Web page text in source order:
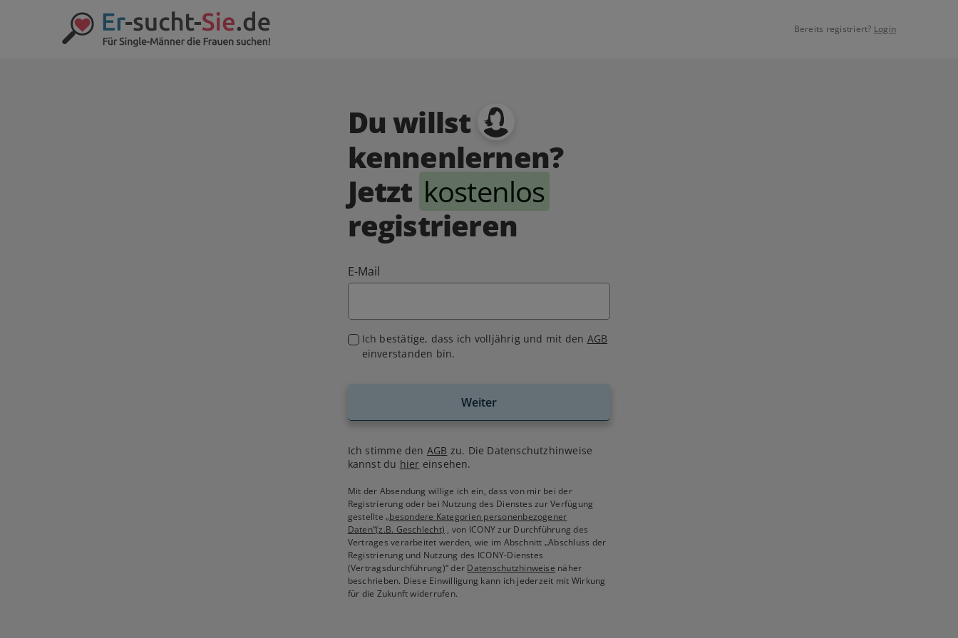
Bereits registriert? Login
Du willst
kennenlernen?
Jetzt kostenlos
registrieren
E-Mail
Ich bestätige, dass ich volljährig und mit den AGB
einverstanden bin.
Weiter
Ich stimme den AGB zu. Die Datenschutzhinweise
kannst du hier einsehen.
Mit der Absendung willige ich ein, dass von mir bei der
Registrierung oder bei Nutzung des Dienstes zur Verfügung
gestellte„besondere Kategorien personenbezogener
Daten“(z.B. Geschlecht) , von ICONY zur Durchführung des
Vertrages verarbeitet werden, wie im Abschnitt „Abschluss der
Registrierung und Nutzung des ICONY-Dienstes
(Vertragsdurchführung)“ der Datenschutzhinweise näher
beschrieben. Diese Einwilligung kann ich jederzeit mit Wirkung
für die Zukunft widerrufen.